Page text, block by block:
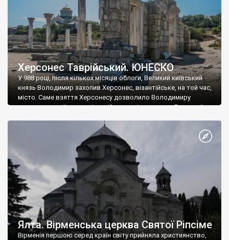
Херсонес Таврійський. ЮНЕСКО
У 988 році, після кількох місяців облоги, Великий київський
князь Володимир захопив Херсонес, візантійське, на той час,
місто. Саме взяття Херсонесу дозволило Володимиру
диктувати свої умови візантійському імператору Василю ІІ, та
Херсонесі Володимир-язичник, став Василем-християнином.
А потім було Хрещення Русі. На честь Херсонесу Таврійського
Ялта. Вірменська церква Святої Ріпсіме
Вірменія першою серед країн світу прийняла християнство,